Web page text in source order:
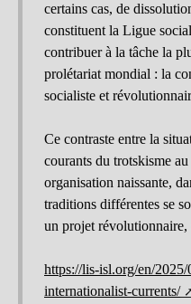
certains cas, de
constituent la Ligue
contribuer à la tâche la
prolétariat mondial : la
socialiste et
Ce contraste entre la
courants du trotskisme
organisation naissante,
traditions différentes se
un projet révolutionnaire,
https://lis-isl.org/en/
internationalist-currents/